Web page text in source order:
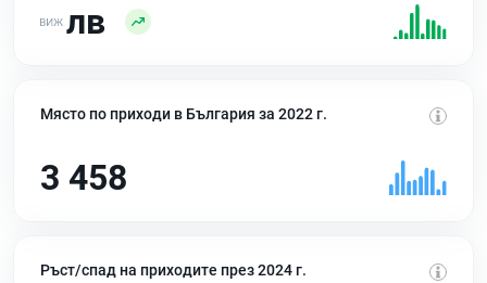
лв
Място по приходи в България за 2022 г.
3 458
Ръст/спад на приходите през 2024 г.